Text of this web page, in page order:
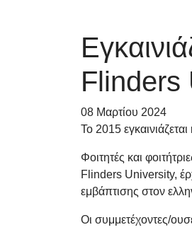
Flinders
08 Μαρτίου 2024
Το 2015
Φοιτητές και
Flinders University,
εμβάπτισης στον
Οι συμμετέχοντες/